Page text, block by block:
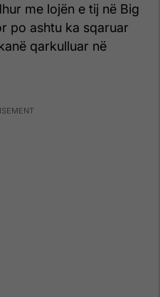
me lojën e tij në Big
po ashtu ka sqaruar
qarkulluar në